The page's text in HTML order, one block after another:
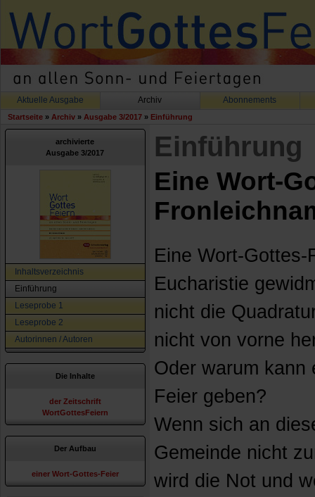
Aktuelle Ausgabe Archiv Abonnements
Startseite » Archiv » Ausgabe 3/2017 » Einführung
archivierte
Ausgabe 3/2017
Inhaltsverzeichnis
Einführung
Leseprobe 1
Leseprobe 2
Autorinnen / Autoren
Die Inhalte
der Zeitschrift
WortGottesFeiern
Der Aufbau
einer Wort-Gottes-Feier
Einführung
Eine Wort-
Eine Wort-
Eucharistie
nicht die
nicht von vorne
Oder warum kann
Feier geben?
Wenn sich an
Gemeinde nicht
wird die Not und